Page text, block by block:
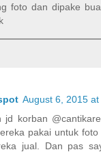
foto dan dipake
August 6, 2015 at
jd korban
pakai untuk
jual. Dan pas